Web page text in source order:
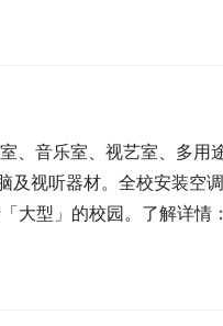
音乐室、视艺室、多用
视听器材。全校安装空
大型」的校园。了解详情：